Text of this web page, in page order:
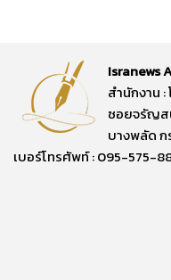
Isranews
สำนักงาน :
ซอยจรัญส
บางพลัด ก
เบอร์โทรศัพท์ : 095-575-